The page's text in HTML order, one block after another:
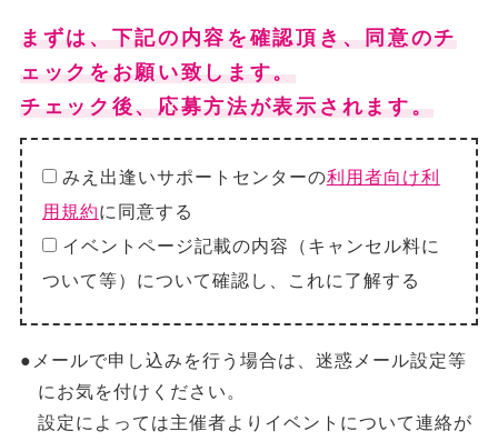
まずは、下記の内容を確認頂き、同意のチ
ェックをお願い致します。
チェック後、応募方法が表示されます。
みえ出逢いサポートセンターの利用者向け利
用規約に同意する
イベントページ記載の内容（キャンセル料に
ついて等）について確認し、これに了解する
●メールで申し込みを行う場合は、迷惑メール設定等
にお気を付けください。
設定によっては主催者よりイベントについて連絡が